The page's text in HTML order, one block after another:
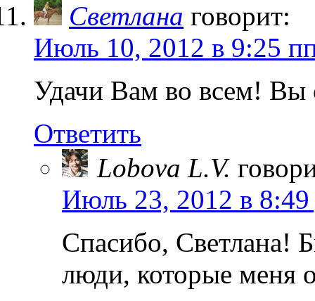
Светлана говорит:
Июль 10, 2012 в 9:25
Удачи Вам во всем! Вы
Ответить
Lobova L.V.
Июль 23, 2012 в
Спасибо, Светлана!
люди, которые